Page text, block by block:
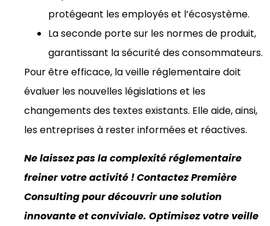
protégeant les employés et l’écosystème.
La seconde porte sur les normes de produit,
garantissant la sécurité des consommateurs.
Pour être efficace, la veille réglementaire doit
évaluer les nouvelles législations et les
changements des textes existants. Elle aide, ainsi,
les entreprises à rester informées et réactives.
Ne laissez pas la complexité réglementaire
freiner votre activité ! Contactez Première
Consulting pour découvrir une solution
innovante et conviviale. Optimisez votre veille